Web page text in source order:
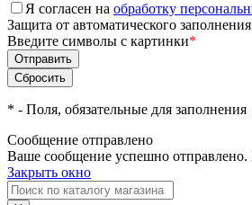
Я согласен на обработку
Защита от автоматического заполнения
Введите символы с картинки*
* - Поля, обязательные для заполнения
Сообщение отправлено
Ваше сообщение успешно
Закрыть окно